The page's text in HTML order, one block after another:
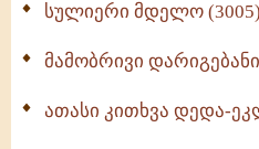
სულიერი მდელო (3005)
მამობრივი
ათასი კითხვა დედა-